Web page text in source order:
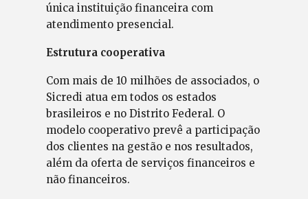
única instituição financeira com
atendimento presencial.
Estrutura cooperativa
Com mais de 10 milhões de associados, o
Sicredi atua em todos os estados
brasileiros e no Distrito Federal. O
modelo cooperativo prevê a participação
dos clientes na gestão e nos resultados,
além da oferta de serviços financeiros e
não financeiros.